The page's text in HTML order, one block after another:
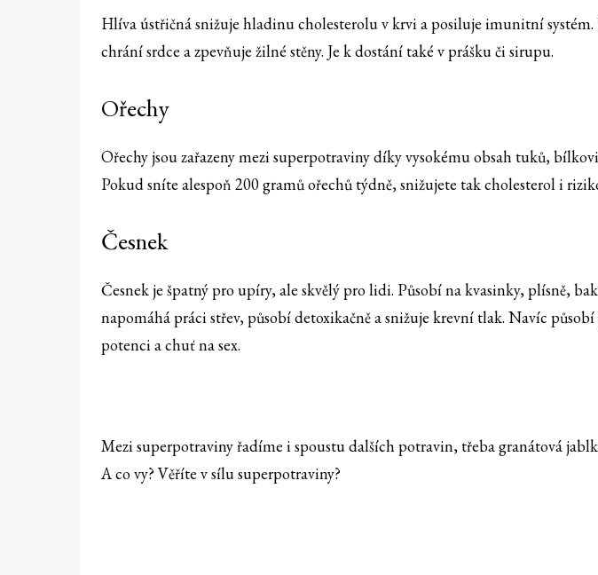
Hlíva ústřičná snižuje hladinu cholesterolu v krvi a posiluje imunitní
chrání srdce a zpevňuje žilné stěny. Je k dostání také v prášku či sirupu.
Ořechy
Ořechy jsou zařazeny mezi superpotraviny díky vysokému obsah tuků,
Pokud sníte alespoň 200 gramů ořechů týdně, snižujete tak cholesterol i
Česnek
Česnek je špatný pro upíry, ale skvělý pro lidi. Působí na kvasinky, plísně,
napomáhá práci střev, působí detoxikačně a snižuje krevní tlak. Navíc
potenci a chuť na sex.
Mezi superpotraviny řadíme i spoustu dalších potravin, třeba granátová
A co vy? Věříte v sílu superpotraviny?